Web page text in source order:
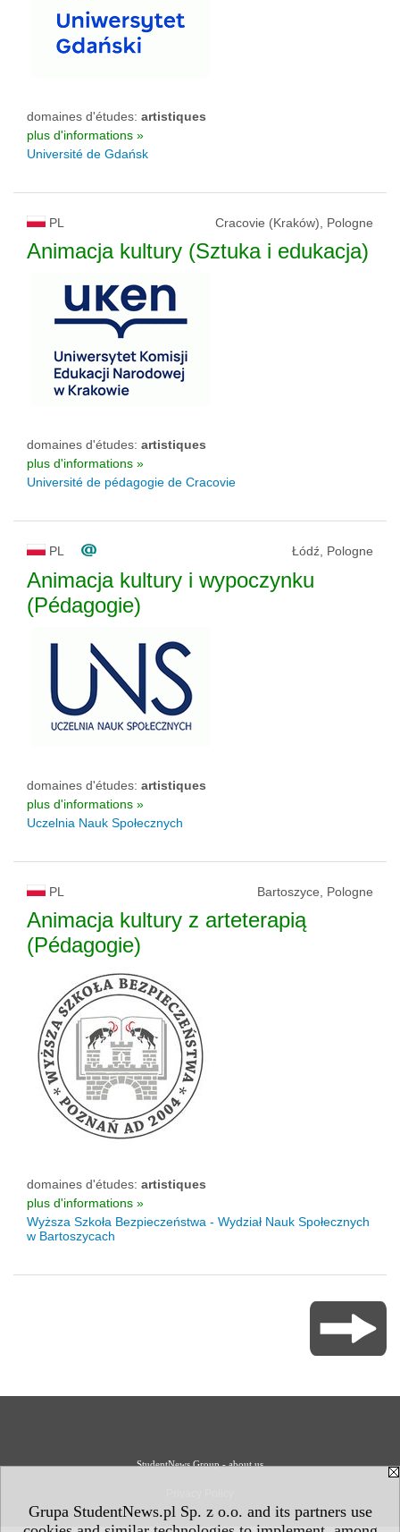
Grupa StudentNews.pl Sp. z o.o. and its partners use
domaines d'études: artistiques
plus d'informations »
Université de Gdańsk
PL Cracovie (Kraków), Pologne
Animacja kultury (Sztuka i edukacja)
domaines d'études: artistiques
plus d'informations »
Université de pédagogie de Cracovie
PL Łódź, Pologne
Animacja kultury i wypoczynku
(Pédagogie)
domaines d'études: artistiques
plus d'informations »
Uczelnia Nauk Społecznych
PL Bartoszyce, Pologne
Animacja kultury z arteterapią
(Pédagogie)
domaines d'études: artistiques
plus d'informations »
Wyższa Szkoła Bezpieczeństwa - Wydział Nauk Społecznych
w Bartoszycach
StudentNews Group - about us